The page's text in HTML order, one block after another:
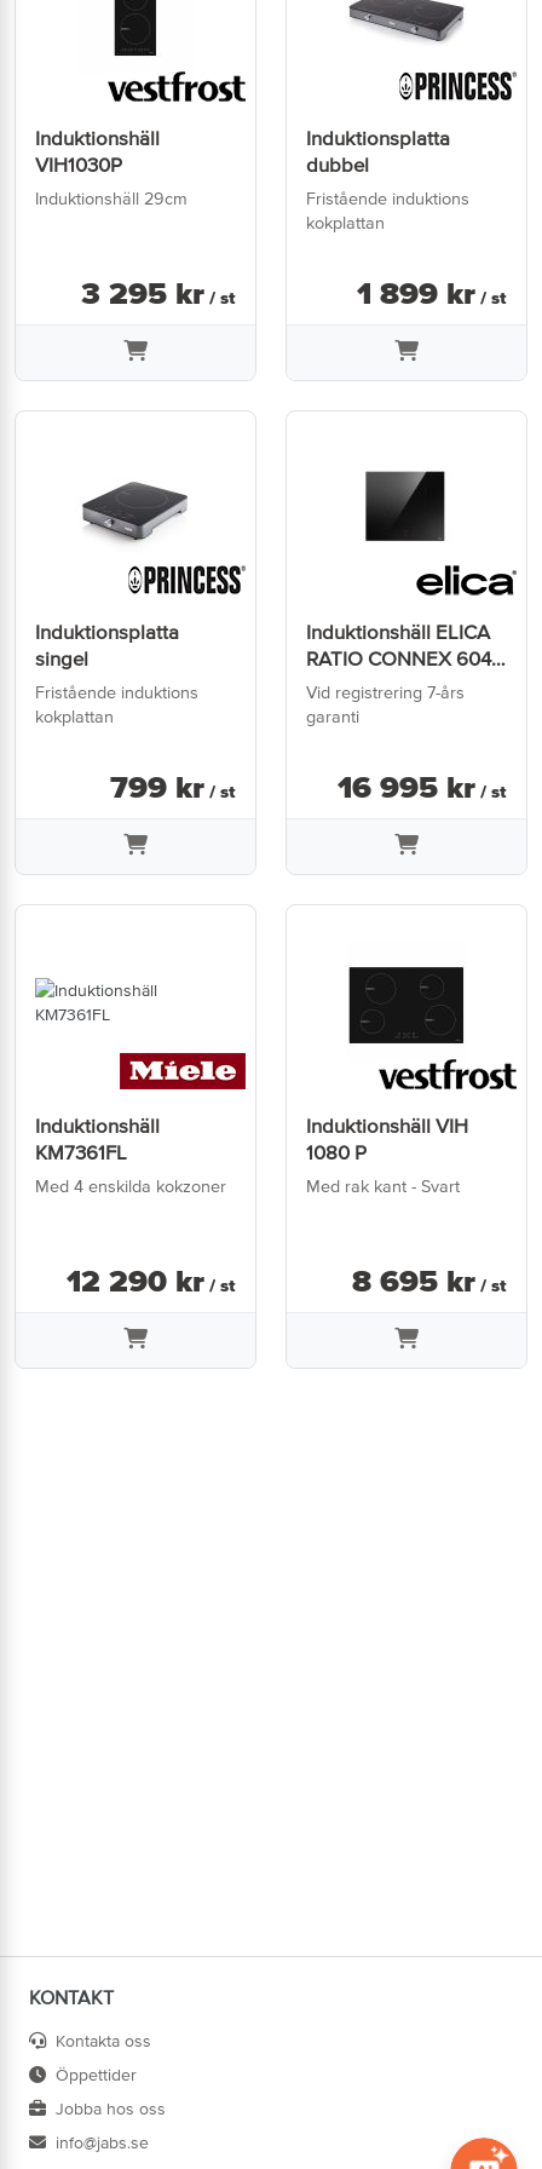
Induktionshäll
VIH1030P
Induktionshäll 29cm
3 295 kr / st
Induktionsplatta
dubbel
Fristående induktions
kokplattan
1 899 kr / st
Induktionsplatta
singel
Fristående induktions
kokplattan
799 kr / st
Induktionshäll ELICA
RATIO CONNEX 604
Plus BL
Vid registrering 7-års
garanti
16 995 kr / st
Induktionshäll
KM7361FL
Med 4 enskilda kokzoner
12 290 kr / st
Induktionshäll VIH
1080 P
Med rak kant - Svart
8 695 kr / st
KONTAKT
Kontakta oss
Öppettider
Jobba hos oss
info@jabs.se